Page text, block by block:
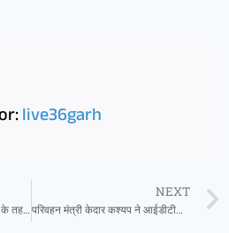
live36garh
पी.एम. सूर्य घर मुफ्त बिजली योजना के तहत रायगढ़ का एक ग्राम बनेगा ‘सोलर मॉडल विलेज’
NEXT
परिवहन मंत्री केदार कश्यप ने आईडीटीआर का किया निरीक्षण